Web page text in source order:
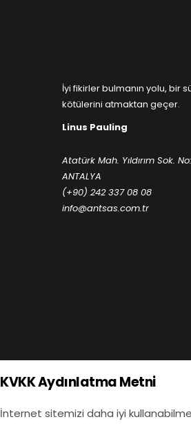
İyi fikirler bulmanın yolu, bir
kötülerini atmaktan geçer.
Linus Pauling
Atatürk Mah. Yıldırım Sok.
ANTALYA
(+90) 242 337 08 08
info@antsas.com.tr
KVKK Aydınlatma Metni
İnternet sitemizi daha iyi